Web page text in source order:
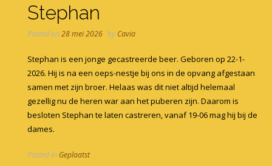
Stephan
Posted on28 mei 2026 by Cavia
Stephan is een jonge gecastreerde beer. Geboren op 22-1-
2026. Hij is na een oeps-nestje bij ons in de opvang afgestaan
samen met zijn broer. Helaas was dit niet altijd helemaal
gezellig nu de heren war aan het puberen zijn. Daarom is
besloten Stephan te laten castreren, vanaf 19-06 mag hij bij de
dames.
Posted in Geplaatst